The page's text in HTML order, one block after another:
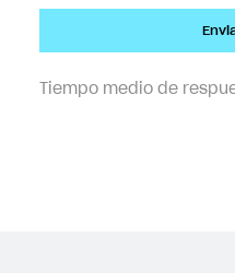
Tiempo medio de